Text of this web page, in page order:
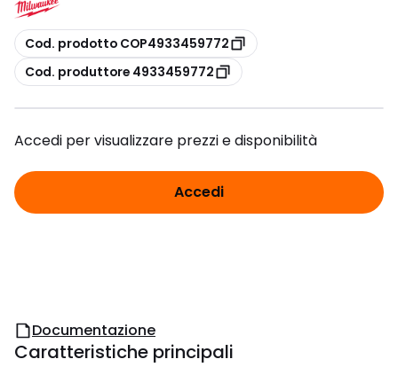
copia
Cod. prodotto COP4933459772
copia
Cod. produttore 4933459772
Accedi per visualizzare prezzi e disponibilità
Accedi
Documentazione
Caratteristiche principali